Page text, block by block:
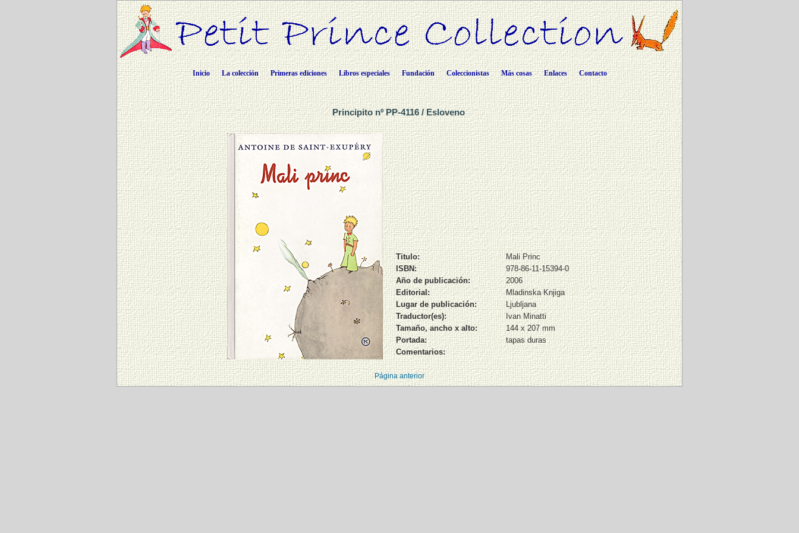
Inicio La colección Primeras ediciones Libros especiales Fundación Coleccionistas Más cosas Enlaces Contacto
Principito nº PP-4116 / Esloveno
Titulo:
Mali Princ
ISBN:
978-86-11-15394-0
Año de publicación:
2006
Editorial:
Mladinska Knjiga
Lugar de publicación:
Ljubljana
Traductor(es):
Ivan Minatti
Tamaño, ancho x alto:
144 x 207 mm
Portada:
tapas duras
Comentarios:
Página anterior